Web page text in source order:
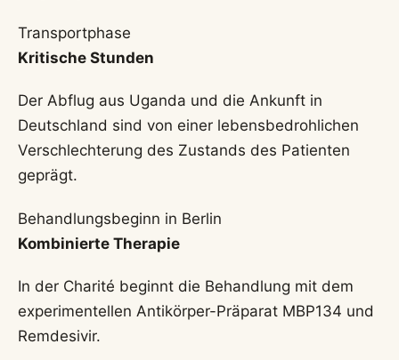
Transportphase
Kritische Stunden
Der Abflug aus Uganda und die Ankunft in
Deutschland sind von einer lebensbedrohlichen
Verschlechterung des Zustands des Patienten
geprägt.
Behandlungsbeginn in Berlin
Kombinierte Therapie
In der Charité beginnt die Behandlung mit dem
experimentellen Antikörper-Präparat MBP134 und
Remdesivir.